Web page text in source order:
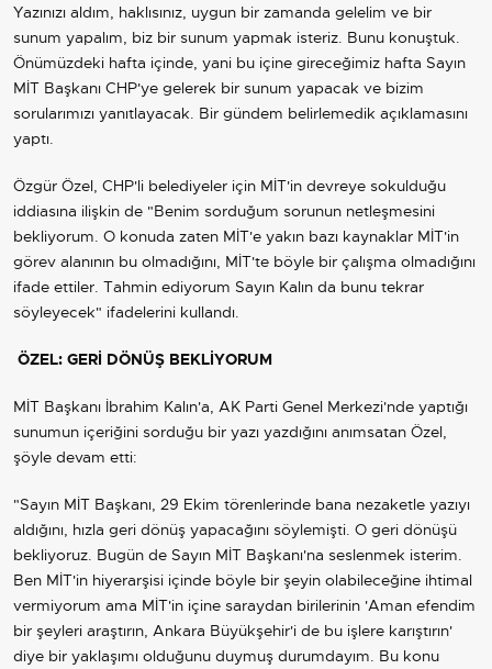
Yazınızı aldım, haklısınız, uygun bir zamanda gelelim ve bir
sunum yapalım, biz bir sunum yapmak isteriz. Bunu konuştuk.
Önümüzdeki hafta içinde, yani bu içine gireceğimiz hafta Sayın
MİT Başkanı CHP'ye gelerek bir sunum yapacak ve bizim
sorularımızı yanıtlayacak. Bir gündem belirlemedik açıklamasını
yaptı.
Özgür Özel, CHP'li belediyeler için MİT'in devreye sokulduğu
iddiasına ilişkin de "Benim sorduğum sorunun netleşmesini
bekliyorum. O konuda zaten MİT'e yakın bazı kaynaklar MİT'in
görev alanının bu olmadığını, MİT'te böyle bir çalışma olmadığını
ifade ettiler. Tahmin ediyorum Sayın Kalın da bunu tekrar
söyleyecek" ifadelerini kullandı.
ÖZEL: GERİ DÖNÜŞ BEKLİYORUM
MİT Başkanı İbrahim Kalın'a, AK Parti Genel Merkezi'nde yaptığı
sunumun içeriğini sorduğu bir yazı yazdığını anımsatan Özel,
şöyle devam etti:
"Sayın MİT Başkanı, 29 Ekim törenlerinde bana nezaketle yazıyı
aldığını, hızla geri dönüş yapacağını söylemişti. O geri dönüşü
bekliyoruz. Bugün de Sayın MİT Başkanı'na seslenmek isterim.
Ben MİT'in hiyerarşisi içinde böyle bir şeyin olabileceğine ihtimal
vermiyorum ama MİT'in içine saraydan birilerinin 'Aman efendim
bir şeyleri araştırın, Ankara Büyükşehir'i de bu işlere karıştırın'
diye bir yaklaşımı olduğunu duymuş durumdayım. Bu konu